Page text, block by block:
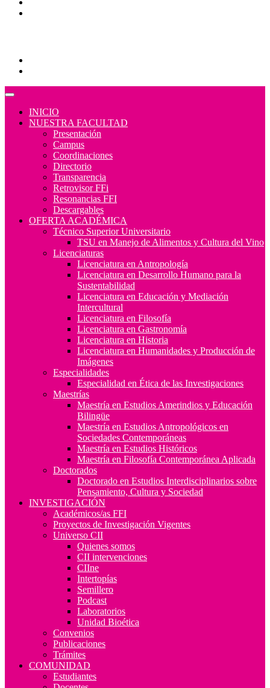
INICIO
NUESTRA FACULTAD
Presentación
Campus
Coordinaciones
Directorio
Transparencia
Retrovisor FFi
Resonancias FFI
Descargables
OFERTA ACADÉMICA
Técnico Superior Universitario
TSU en Manejo de Alimentos y Cultura del Vino
Licenciaturas
Licenciatura en Antropología
Licenciatura en Desarrollo Humano para la
Sustentabilidad
Licenciatura en Educación y Mediación
Intercultural
Licenciatura en Filosofía
Licenciatura en Gastronomía
Licenciatura en Historia
Licenciatura en Humanidades y Producción de
Imágenes
Especialidades
Especialidad en Ética de las Investigaciones
Maestrías
Maestría en Estudios Amerindios y Educación
Bilingüe
Maestría en Estudios Antropológicos en
Sociedades Contemporáneas
Maestría en Estudios Históricos
Maestría en Filosofía Contemporánea Aplicada
Doctorados
Doctorado en Estudios Interdisciplinarios sobre
Pensamiento, Cultura y Sociedad
INVESTIGACIÓN
Académicos/as FFI
Proyectos de Investigación Vigentes
Universo CII
Quienes somos
CII intervenciones
CIIne
Intertopías
Semillero
Podcast
Laboratorios
Unidad Bioética
Convenios
Publicaciones
Trámites
COMUNIDAD
Estudiantes